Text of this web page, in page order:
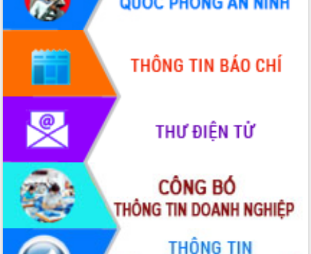
Ứng dụng sinh trắc học - Bước tiến
trong hành trình chuyển đổi số tại Đắk
Lắk
Đắk Lắk nâng cao hiệu quả công tác
Đảng từ Sổ tay đảng viên điện tử
Đắk Lắk đẩy mạnh nuôi biển công
nghệ, hướng tới phát triển thủy sản
bền vững
Tập huấn nâng cao năng lực triển khai
chuyển đổi số cho cán bộ, công chức
Đắk Lắk phát động hưởng ứng Ngày
Quyền của người tiêu dùng Việt Nam
2026
Đẩy mạnh cải cách hành chính, quyết
tâm đạt được mục tiêu tăng trưởng
hai con số trong năm 2026